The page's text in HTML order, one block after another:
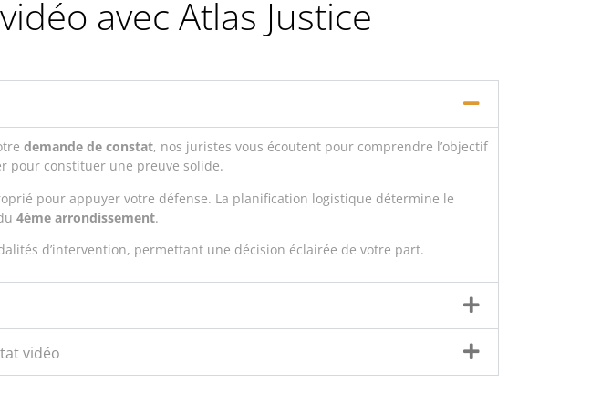
avec Atlas Justice
demande de constat, nos juristes vous écoutent pour comprendre l’objectif
pour constituer une preuve solide.
pour appuyer votre défense. La planification logistique détermine le
4ème arrondissement.
d’intervention, permettant une décision éclairée de votre part.
vidéo